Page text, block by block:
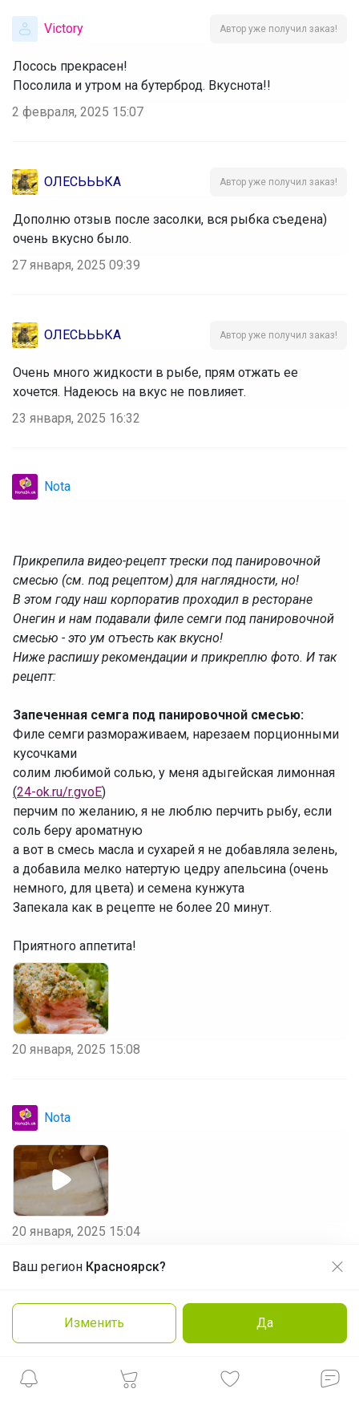
Ваш регион Красноярск?
Изменить Да
Victory Автор уже получил заказ!
Лосось прекрасен!
‌Посолила и утром на бутерброд. Вкуснота!!
2 февраля, 2025 15:07
ОЛЕСЬЬЬКА Автор уже получил заказ!
Дополню отзыв после засолки, вся рыбка съедена)
очень вкусно было.
27 января, 2025 09:39
ОЛЕСЬЬЬКА Автор уже получил заказ!
Очень много жидкости в рыбе, прям отжать ее
хочется. Надеюсь на вкус не повлияет.
23 января, 2025 16:32
Nota
Прикрепила видео-рецепт трески под панировочной
смесью (см. под рецептом) для наглядности, но!
‌В этом году наш корпоратив проходил в ресторане
Онегин и нам подавали филе семги под панировочной
смесью - это ум отъесть как вкусно!
Ниже распишу рекомендации и прикреплю фото. И так
рецепт:
‌Запеченная семга под панировочной смесью:
‌Филе семги размораживаем, нарезаем порционными
кусочками
‌солим любимой солью, у меня адыгейская лимонная
(24-ok.ru/r.gvoE)
‌перчим по желанию, я не люблю перчить рыбу, если
соль беру ароматную
‌а вот в смесь масла и сухарей я не добавляла зелень,
а добавила мелко натертую цедру апельсина (очень
немного, для цвета) и семена кунжута
‌Запекала как в рецепте не более 20 минут.
‌Приятного аппетита!
20 января, 2025 15:08
Nota
20 января, 2025 15:04
Nota
Марысямарика
, здравствуйте!
это именно семга, другой рыбки такого формата у нас
Продолжая использовать этот сайт и нажимая кнопку
Принять